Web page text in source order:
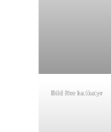
Bild före karikatyr